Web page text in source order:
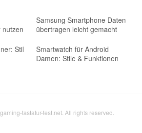
nutzen
Samsung Smartphone Daten
übertragen leicht gemacht
Stil
Smartwatch für Android
Damen: Stile & Funktionen
tastatur-test.net. All rights reserved.